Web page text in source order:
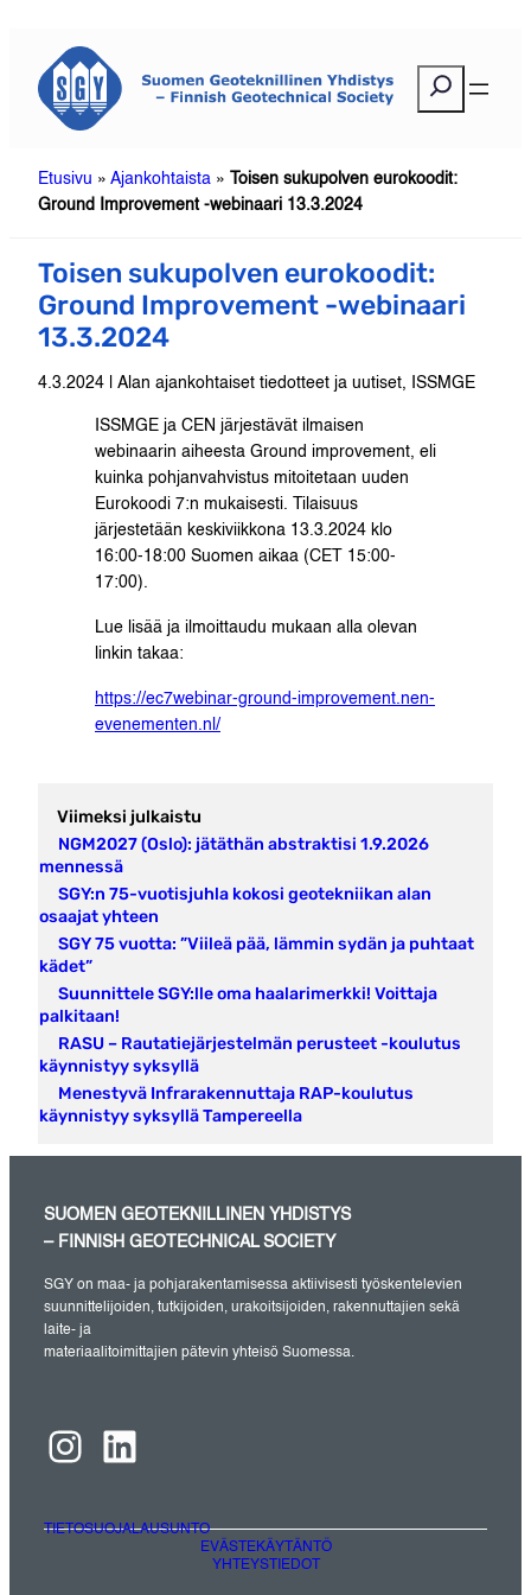
sisältöön
Etusivu » Ajankohtaista »
Toisen sukupolven eurokoodit:
Ground Improvement -webinaari 13.3.2024
Toisen sukupolven eurokoodit:
Ground Improvement -webinaari
13.3.2024
4.3.2024 | Alan ajankohtaiset tiedotteet ja uutiset, ISSMGE
ISSMGE ja CEN järjestävät ilmaisen
webinaarin aiheesta Ground improvement, eli
kuinka pohjanvahvistus mitoitetaan uuden
Eurokoodi 7:n mukaisesti. Tilaisuus
järjestetään keskiviikkona 13.3.2024 klo
16:00-18:00 Suomen aikaa (CET 15:00-
17:00).
Lue lisää ja ilmoittaudu mukaan alla olevan
linkin takaa:
https://ec7webinar-ground-improvement.nen-
evenementen.nl/
Viimeksi julkaistu
NGM2027 (Oslo): jätäthän abstraktisi 1.9.2026
mennessä
SGY:n 75-vuotisjuhla kokosi geotekniikan alan
osaajat yhteen
SGY 75 vuotta: ”Viileä pää, lämmin sydän ja puhtaat
kädet”
Suunnittele SGY:lle oma haalarimerkki! Voittaja
palkitaan!
RASU – Rautatiejärjestelmän perusteet -koulutus
käynnistyy syksyllä
Menestyvä Infrarakennuttaja RAP-koulutus
käynnistyy syksyllä Tampereella
SUOMEN GEOTEKNILLINEN YHDISTYS
– FINNISH GEOTECHNICAL SOCIETY
SGY on maa- ja pohjarakentamisessa aktiivisesti työskentelevien
suunnittelijoiden, tutkijoiden, urakoitsijoiden, rakennuttajien sekä
laite- ja
materiaalitoimittajien pätevin yhteisö Suomessa.
Instagram LinkedIn
TIETOSUOJALAUSUNTO
EVÄSTEKÄYTÄNTÖ
YHTEYSTIEDOT